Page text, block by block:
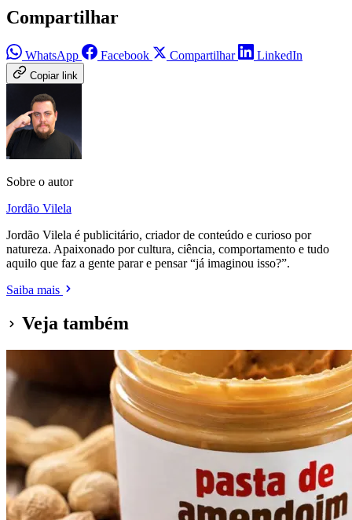
Compartilhar
WhatsApp Facebook Compartilhar LinkedIn
Copiar link
Sobre o autor
Jordão Vilela
Jordão Vilela é publicitário, criador de conteúdo e curioso por
natureza. Apaixonado por cultura, ciência, comportamento e tudo
aquilo que faz a gente parar e pensar “já imaginou isso?”.
Saiba mais
Veja também